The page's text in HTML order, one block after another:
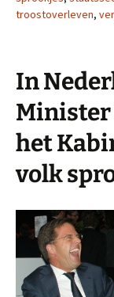
troostoverleven,
In
Minister
het
volk